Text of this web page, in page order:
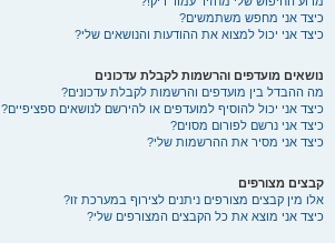
כיצד אני מחפש משתמשים?
כיצד אני יכול למצוא את ההודעות והנושאים שלי?
נושאים מועדפים והרשמות לקבלת עדכונים
מה ההבדל בין מועדפים והרשמות לקבלת עדכונים?
כיצד אני יכול להוסיף למועדפים או להירשם לנושאים ספציפיים?
כיצד אני נרשם לפורום מסוים?
כיצד אני מסיר את ההרשמות שלי?
קבצים מצורפים
אלו מין קבצים מצורפים ניתנים לצירוף במערכת זו?
כיצד אני מוצא את כל הקבצים המצורפים שלי?